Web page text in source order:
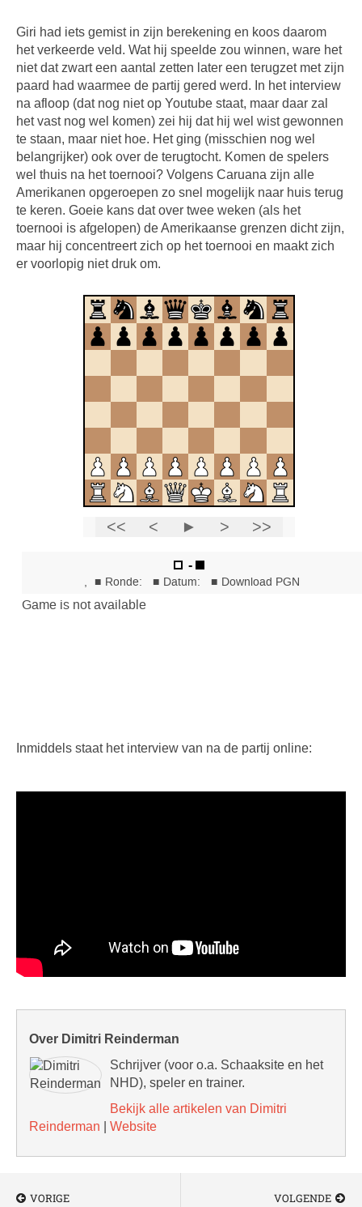
Giri had iets gemist in zijn berekening en koos daarom
het verkeerde veld. Wat hij speelde zou winnen, ware het
niet dat zwart een aantal zetten later een terugzet met zijn
paard had waarmee de partij gered werd. In het interview
na afloop (dat nog niet op Youtube staat, maar daar zal
het vast nog wel komen) zei hij dat hij wel wist gewonnen
te staan, maar niet hoe. Het ging (misschien nog wel
belangrijker) ook over de terugtocht. Komen de spelers
wel thuis na het toernooi? Volgens Caruana zijn alle
Amerikanen opgeroepen zo snel mogelijk naar huis terug
te keren. Goeie kans dat over twee weken (als het
toernooi is afgelopen) de Amerikaanse grenzen dicht zijn,
maar hij concentreert zich op het toernooi en maakt zich
er voorlopig niet druk om.
Inmiddels staat het interview van na de partij online:
Over Dimitri Reinderman
Schrijver (voor o.a. Schaaksite en het
NHD), speler en trainer.
Bekijk alle artikelen van Dimitri
Reinderman
Website
VORIGE VOLGENDE